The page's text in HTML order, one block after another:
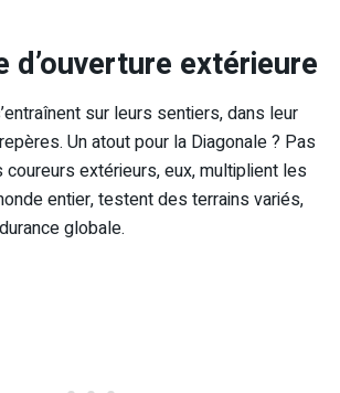
d’ouverture extérieure
sur leurs sentiers, dans leur
Un atout pour la Diagonale ? Pas
extérieurs, eux, multiplient les
entier, testent des terrains variés,
globale.